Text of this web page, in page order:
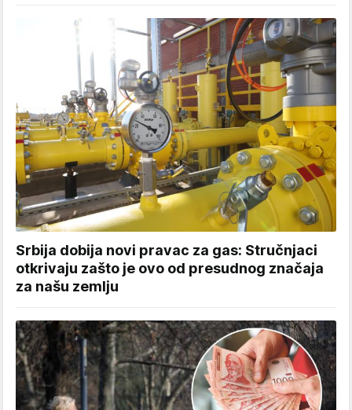
Srbija dobija novi pravac za gas: Stručnjaci
otkrivaju zašto je ovo od presudnog značaja
za našu zemlju